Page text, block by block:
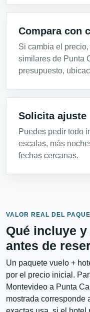
Compara con
Si cambia el
similares de Punta
presupuesto,
Solicita ajuste
Puedes pedir todo
escalas, más
fechas cercanas.
VALOR REAL DEL
Qué incluye
antes de
Un paquete vuelo +
por el precio inicial.
Montevideo a Punta
mostrada corresponde